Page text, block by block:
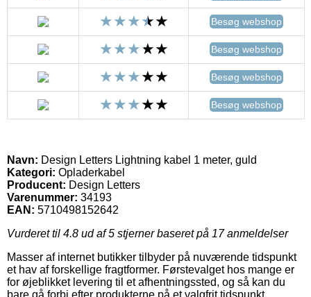
Besøg webshop
Besøg webshop
Besøg webshop
Besøg webshop
Navn: Design Letters Lightning kabel 1 meter, guld
Kategori: Opladerkabel
Producent: Design Letters
Varenummer: 34193
EAN: 5710498152642
Vurderet til 4.8 ud af 5 stjerner baseret på 17anmeldelser
Masser af internet butikker tilbyder på nuværende tidspunkt
et hav af forskellige fragtformer. Førstevalget hos mange er
for øjeblikket levering til et afhentningssted, og så kan du
bare gå forbi efter produkterne på et valgfrit tidspunkt.